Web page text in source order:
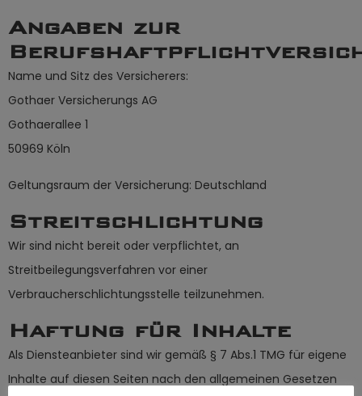
Angaben zur
Name und Sitz des Versicherers:
Gothaer Versicherungs AG
Gothaerallee 1
50969 Köln
Geltungsraum der Versicherung: Deutschland
Streitschlichtung
Wir sind nicht bereit oder verpflichtet, an
Streitbeilegungsverfahren vor einer
Verbraucherschlichtungsstelle teilzunehmen.
Haftung für Inhalte
Als Diensteanbieter sind wir gemäß § 7 Abs.1 TMG für eigene
Inhalte auf diesen Seiten nach den allgemeinen Gesetzen